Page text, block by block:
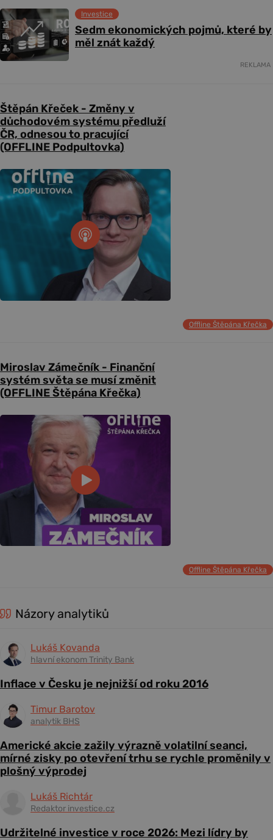
Sedm ekonomických pojmů, které by
měl znát každý
Investice
REKLAMA
Štěpán Křeček - Změny v
důchodovém systému předluží
ČR, odnesou to pracující
(OFFLINE Podpultovka)
Offline Štěpána Křečka
Miroslav Zámečník - Finanční
systém světa se musí změnit
(OFFLINE Štěpána Křečka)
Offline Štěpána Křečka
Názory analytiků
Lukáš Kovanda
hlavní ekonom Trinity Bank
Inflace v Česku je nejnižší od roku 2016
Timur Barotov
analytik BHS
Americké akcie zažily výrazně volatilní seanci,
mírné zisky po otevření trhu se rychle proměnily v
plošný výprodej
Lukáš Richtár
Redaktor investice.cz
Udržitelné investice v roce 2026: Mezi lídry by